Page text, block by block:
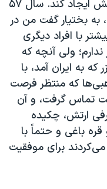
نمی‌توانست سازمان صحیحی در ارتش ایجاد کند. سال ۵۷
به بختیار گفت من در
با افراد دیگری
ولی آنچه که
به ایران آمد، با
که منتظر فرصت
تماس گرفت، و آن
ارتش، چکیده
باغی و حتماً با
می‌کردند برای موفقیت